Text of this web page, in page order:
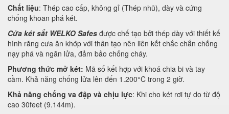
Chất liệu: Thép cao cấp, không gỉ (Thép nhũ), dày và cứng
chống khoan phá két.
Cửa két sắt WELKO Safes được chế tạo bởi thép dày với thiết kế
hình răng cưa ăn khớp với thân tạo nên liên kết chắc chắn chống
nạy phá và ngăn lửa, đảm bảo chống cháy.
Phương thức mở két: Mã số kết hợp với khoá chia bi và tay
cầm. Khả năng chống lửa lên đến 1.200°C trong 2 giờ.
Khả năng chống va đập và chịu lực: Khi cho két rơi tự do từ độ
cao 30feet (9.144m).